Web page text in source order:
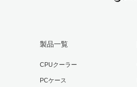
製品一覧
CPUクーラー
PCケース